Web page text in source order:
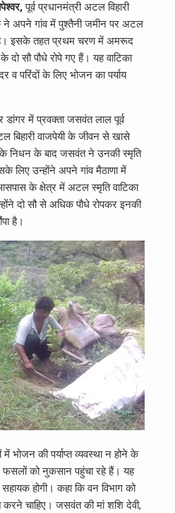
पूर्व प्रधानमंत्री अटल विहारी
ने अपने गांव में पुश्तैनी जमीन पर अटल
है। इसके तहत प्रथम चरण में अमरूद
दो सौ पौधे रोपे गए हैं। यह वाटिका
व परिंदों के लिए भोजन का पर्याय
डांगर में प्रवक्ता जसवंत लाल पूर्व
बिहारी वाजपेयी के जीवन से खासे
के निधन के बाद जसवंत ने उनकी स्मृति
लिए उन्होंने अपने गांव मैठाणा में
के क्षेत्र में अटल स्मृति वाटिका
दो सौ से अधिक पौधे रोपकर इनकी
है।
की पर्याप्त व्यवस्था न होने के
फसलों को नुकसान पहुंचा रहे हैं। यह
सहायक होगी। कहा कि वन विभाग को
करने चाहिए। जसवंत की मां शशि देवी,